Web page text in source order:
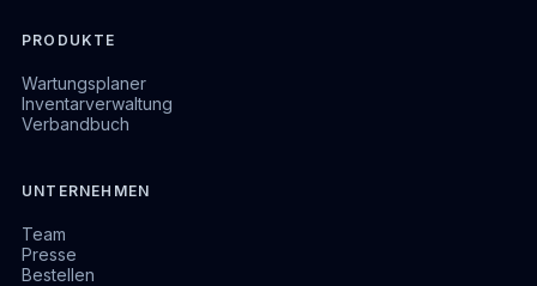
PRODUKTE
Wartungsplaner
Inventarverwaltung
Verbandbuch
UNTERNEHMEN
Team
Presse
Bestellen